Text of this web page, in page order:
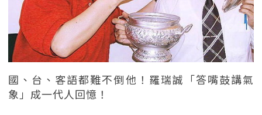
國、台、客語都難不倒他！羅瑞誠「答嘴鼓講氣
象」成一代人回憶！